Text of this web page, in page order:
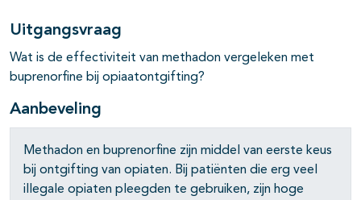
Uitgangsvraag
Wat is de effectiviteit van methadon vergeleken met
buprenorfine bij opiaatontgifting?
Aanbeveling
Methadon en buprenorfine zijn middel van eerste keus
bij ontgifting van opiaten. Bij patiënten die erg veel
illegale opiaten pleegden te gebruiken, zijn hoge